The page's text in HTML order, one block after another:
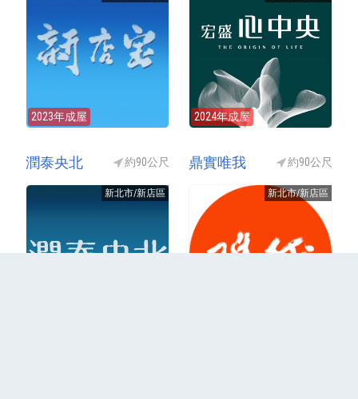
2023年成屋 2024年成屋
潤泰央北 約90公尺
新北市/新店區
鼎實唯我 約90公尺
新北市/新店區